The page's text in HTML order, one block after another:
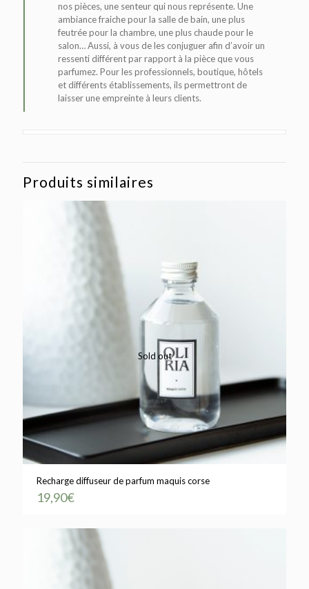
nos pièces, une senteur qui nous représente. Une
ambiance fraiche pour la salle de bain, une plus
feutrée pour la chambre, une plus chaude pour le
salon… Aussi, à vous de les conjuguer afin d’avoir un
ressenti différent par rapport à la pièce que vous
parfumez. Pour les professionnels, boutique, hôtels
et différents établissements, ils permettront de
laisser une empreinte à leurs clients.
Produits similaires
Sold out
Recharge diffuseur de parfum maquis corse
19,90€